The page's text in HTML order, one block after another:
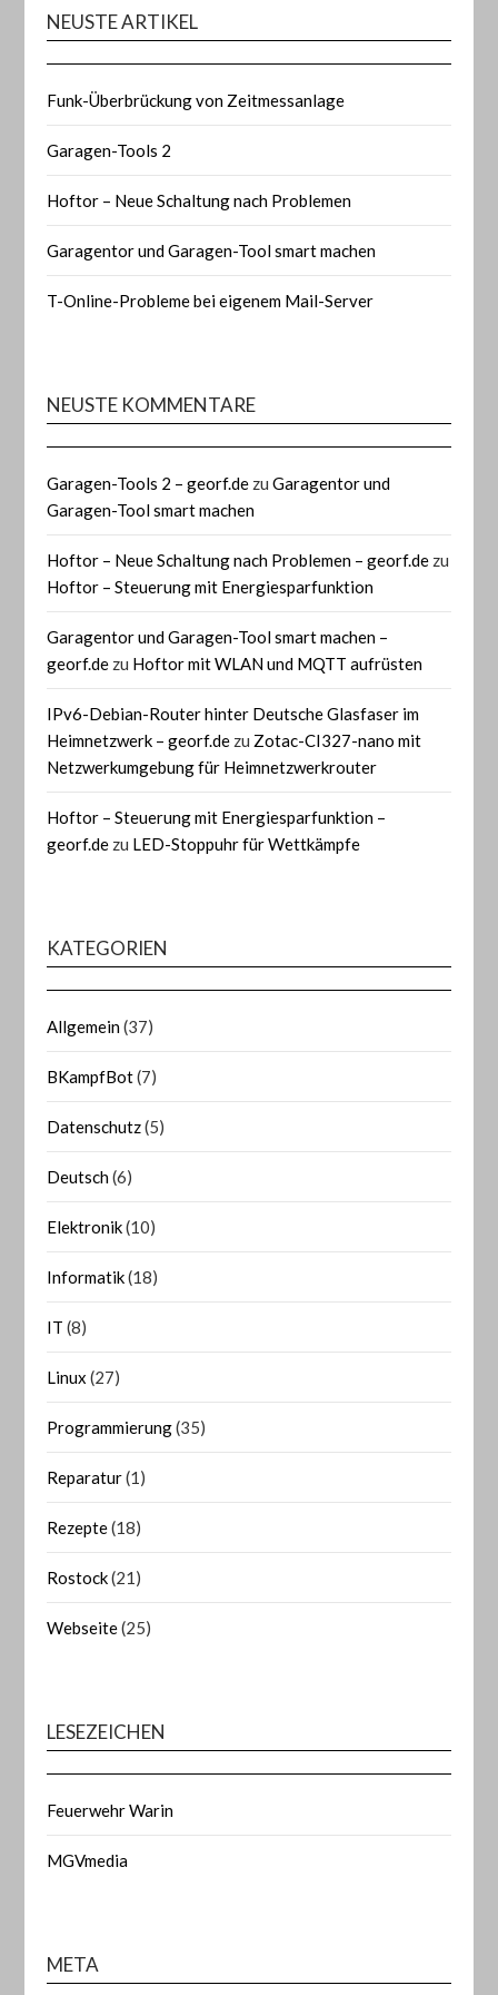
NEUSTE ARTIKEL
Funk-Überbrückung von Zeitmessanlage
Garagen-Tools 2
Hoftor – Neue Schaltung nach Problemen
Garagentor und Garagen-Tool smart machen
T-Online-Probleme bei eigenem Mail-Server
NEUSTE KOMMENTARE
Garagen-Tools 2 – georf.de zuGaragentor und
Garagen-Tool smart machen
Hoftor – Neue Schaltung nach Problemen – georf.de zu
Hoftor – Steuerung mit Energiesparfunktion
Garagentor und Garagen-Tool smart machen –
georf.de zu Hoftor mit WLAN und MQTT aufrüsten
IPv6-Debian-Router hinter Deutsche Glasfaser im
Heimnetzwerk – georf.de zu Zotac-CI327-nano mit
Netzwerkumgebung für Heimnetzwerkrouter
Hoftor – Steuerung mit Energiesparfunktion –
georf.de zu LED-Stoppuhr für Wettkämpfe
KATEGORIEN
Allgemein(37)
BKampfBot(7)
Datenschutz(5)
Deutsch(6)
Elektronik(10)
Informatik(18)
IT (8)
Linux (27)
Programmierung(35)
Reparatur(1)
Rezepte(18)
Rostock(21)
Webseite(25)
LESEZEICHEN
Feuerwehr Warin
MGVmedia
META